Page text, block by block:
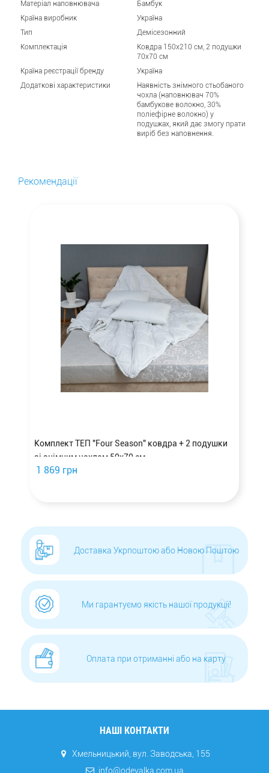
Матеріал наповнювача
Бамбук
Країна виробник
Україна
Тип
Демісезонний
Комплектація
Ковдра 150х210 см, 2 подушки
70х70 см
Країна реєстрації бренду
Україна
Додаткові характеристики
Наявність знімного стьобаного
чохла (наповнювач 70%
бамбукове волокно, 30%
поліефірне волокно) у
подушках, який дає змогу прати
виріб без наповнення.
Рекомендації
Комплект ТЕП "Four Season" ковдра + 2 подушки
зі знімним чохлом 50х70 см
1 869 грн
Доставка Укрпоштою або Новою Поштою
Ми гарантуємо якість нашої продукції!
Оплата при отриманні або на карту
НАШІ КОНТАКТИ
Хмельницький, вул. Заводська, 155
info@odeyalka.com.ua